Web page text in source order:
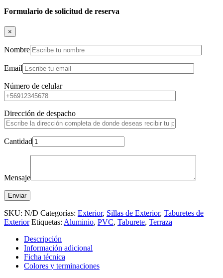
Formulario de solicitud de reserva
×
Nombre
Email
Número de celular
Dirección de despacho
Cantidad
Mensaje
SKU: N/D Categorías: Exterior, Sillas de Exterior, Taburetes de
Exterior Etiquetas: Aluminio, PVC, Taburete, Terraza
Descripción
Información adicional
Ficha técnica
Colores y terminaciones